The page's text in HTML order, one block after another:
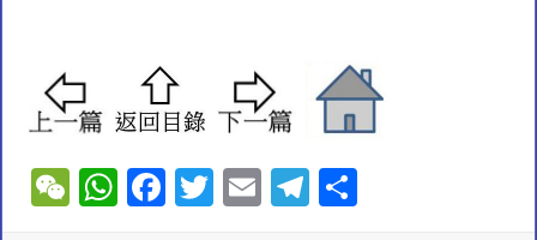
W W F
T
E
T